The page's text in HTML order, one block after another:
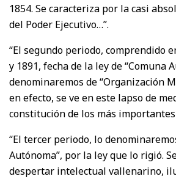
1854. Se caracteriza por la casi
del Poder Ejecutivo…”.
“El segundo periodo, comprendido
y 1891, fecha de la ley de “Comuna
denominaremos de “Organización
en efecto, se ve en este lapso de
constitución de los más
“El tercer periodo, lo
Autónoma”, por la ley que lo rigió.
despertar intelectual vallenarino,